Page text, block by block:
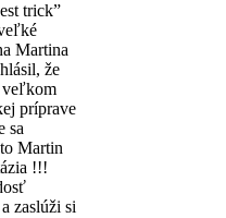
trick”
Martina
že
veľkom
príprave
sa
Martin
!!!
zaslúži si